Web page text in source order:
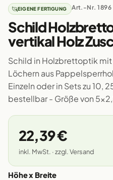
EIGENE FERTIGUNG Art.-Nr. 1896
Schild
vertikal Holz
Schild in Holzbrettoptik
Löchern aus
Einzeln oder in Sets zu 10,
bestellbar - Größe von
22,39 €
inkl. MwSt. · zzgl. Versand
Höhe x Breite